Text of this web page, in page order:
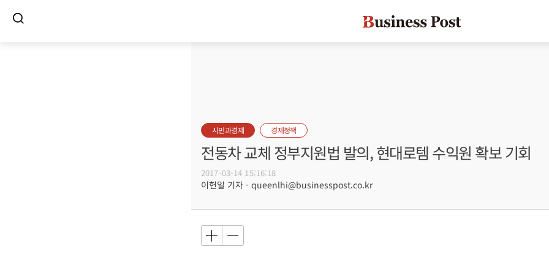
시민과경제 경제정책
전동차 교체 정부지원법 발의, 현대로템 수익원 확보 기회
2017-03-14 15:16:18
이헌일 기자 - queenlhi@businesspost.co.kr